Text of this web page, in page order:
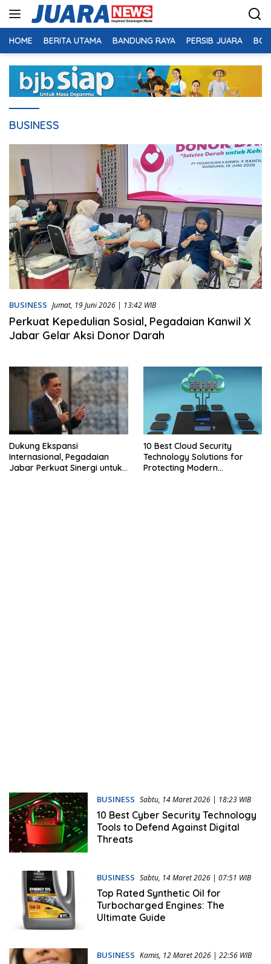
HOME BERITA UTAMA BANDUNG RAYA PERSIB JUARA
BUSINESS
BUSINESS Jumat, 19 Juni 2026 | 13:42 WIB
Perkuat Kepedulian Sosial, Pegadaian Kanwil X
Jabar Gelar Aksi Donor Darah
Dukung Ekspansi
Internasional, Pegadaian
Jabar Perkuat Sinergi untuk
10 Best Cloud Security
Technology Solutions for
Protecting Modern
BUSINESS Sabtu, 14 Maret 2026 | 18:23 WIB
10 Best Cyber Security Technology
Tools to Defend Against Digital
Threats
BUSINESS Sabtu, 14 Maret 2026 | 07:51 WIB
Top Rated Synthetic Oil for
Turbocharged Engines: The
Ultimate Guide
BUSINESS Kamis, 12 Maret 2026 | 22:56 WIB